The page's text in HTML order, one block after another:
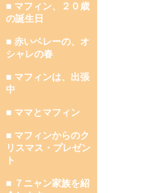
■ マフィン、２０歳
の誕生日
■ 赤いベレーの、オ
シャレの春
■ マフィンは、出張
中
■ ママとマフィン
■ マフィンからのク
リスマス・プレゼン
ト
■ ７ニャン家族を紹